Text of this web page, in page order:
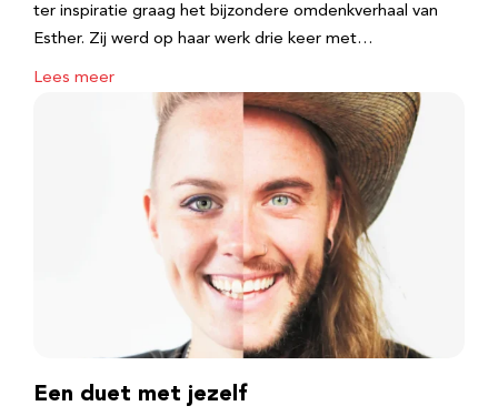
ter inspiratie graag het bijzondere omdenkverhaal van
Esther. Zij werd op haar werk drie keer met…
Lees meer
Een duet met jezelf